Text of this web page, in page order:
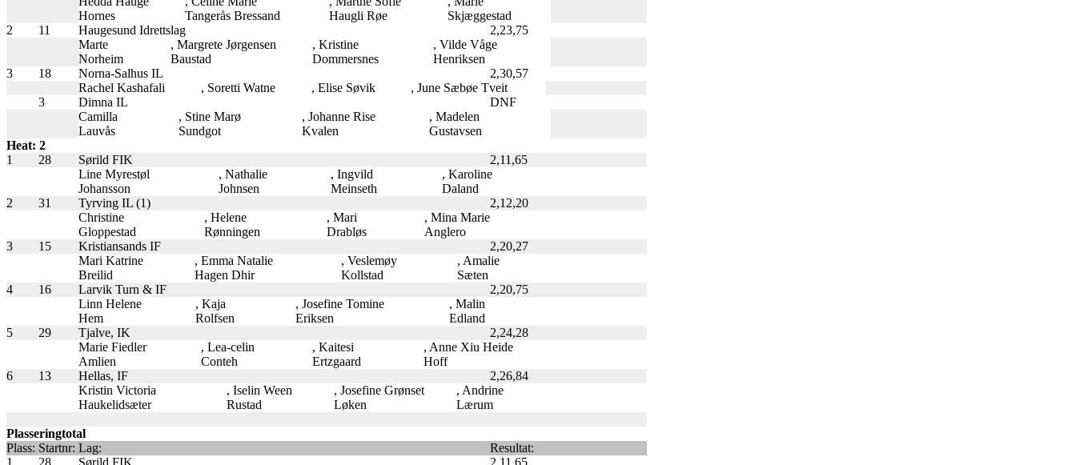
Hornes
Tangerås Bressand
Haugli Røe
Skjæggestad
2
11 Haugesund Idrettslag
2,23,75
Marte
Norheim
, Margrete Jørgensen
Baustad
, Kristine
Dommersnes
, Vilde Våge
Henriksen
3
18 Norna-Salhus IL
2,30,57
Rachel Kashafali
, Soretti Watne , Elise Søvik
, June Sæbøe Tveit
3
Dimna IL
DNF
Camilla
Lauvås
, Stine Marø
Sundgot
, Johanne Rise
Kvalen
, Madelen
Gustavsen
Heat: 2
1
28 Sørild FIK
2,11,65
Line Myrestøl
Johansson
, Nathalie
Johnsen
, Ingvild
Meinseth
, Karoline
Daland
2
31 Tyrving IL (1)
2,12,20
Christine
Gloppestad
, Helene
Rønningen
, Mari
Drabløs
, Mina Marie
Anglero
3
15 Kristiansands IF
2,20,27
Mari Katrine
Breilid
, Emma Natalie
Hagen Dhir
, Veslemøy
Kollstad
, Amalie
Sæten
4
16 Larvik Turn & IF
2,20,75
Linn Helene
Hem
, Kaja
Rolfsen
, Josefine Tomine
Eriksen
, Malin
Edland
5
29 Tjalve, IK
2,24,28
Marie Fiedler
Amlien
, Lea-celin
Conteh
, Kaitesi
Ertzgaard
, Anne Xiu Heide
Hoff
6
13 Hellas, IF
2,26,84
Kristin Victoria
Haukelidsæter
, Iselin Ween
Rustad
, Josefine Grønset
Løken
, Andrine
Lærum
Plasseringtotal
Plass: Startnr: Lag:
Resultat:
1
28 Sørild FIK 2,11,65